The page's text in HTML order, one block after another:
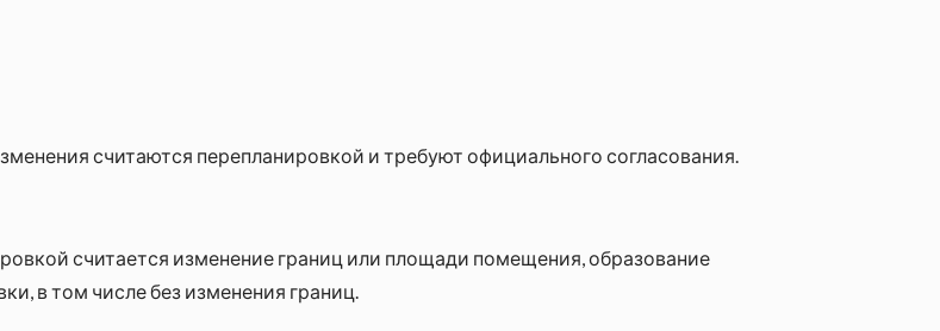
считаются перепланировкой и требуют официального согласования.
считается изменение границ или площади помещения, образование
в том числе без изменения границ.